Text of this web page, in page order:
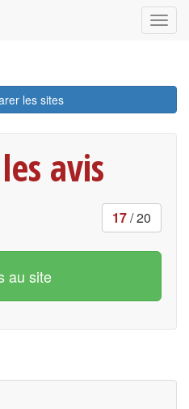
les sites
avis
17/ 20
au site